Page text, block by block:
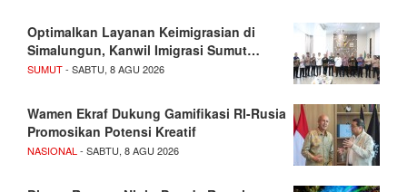
Optimalkan Layanan Keimigrasian di
Simalungun, Kanwil Imigrasi Sumut…
SUMUT- SABTU, 8 AGU 2026
Wamen Ekraf Dukung Gamifikasi RI-Rusia
Promosikan Potensi Kreatif
NASIONAL - SABTU, 8 AGU 2026